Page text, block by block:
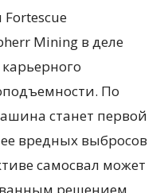
Mining в деле
По
станет первой
ее вредных выбросов
самосвал может